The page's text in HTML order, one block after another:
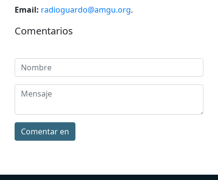
Email: radioguardo@amgu.org.
Comentarios
Comentar en